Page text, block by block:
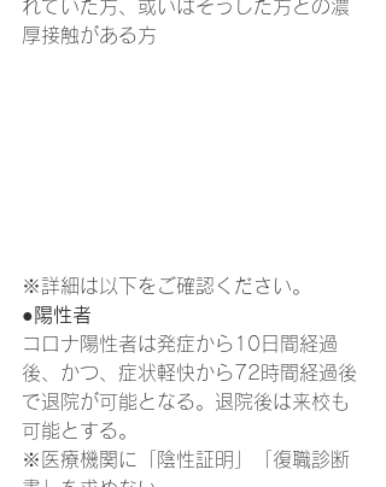
れていた方、或いはそうした方との濃
厚接触がある方
※詳細は以下をご確認ください。
●陽性者
コロナ陽性者は発症から10日間経過
後、かつ、症状軽快から72時間経過後
で退院が可能となる。退院後は来校も
可能とする。
※医療機関に「陰性証明」「復職診断